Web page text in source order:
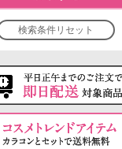
検索条件リセット